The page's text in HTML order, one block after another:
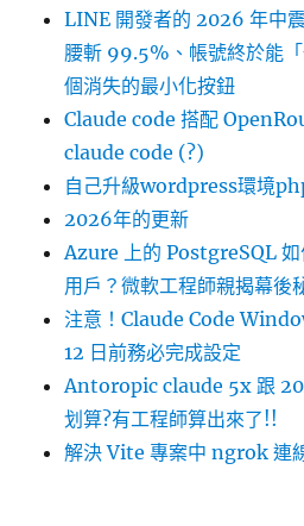
LINE 開發者的 2026 年中
腰斬 99.5%、帳號終於能
個消失的最小化按鈕
Claude code 搭配
claude code (?)
自己升級wordpress環境
2026年的更新
Azure 上的 PostgreSQL
用戶？微軟工程師親揭幕後
注意！Claude Code
12 日前務必完成設定
Antoropic claude 5x 跟
划算?有工程師算出來了!!
解決 Vite 專案中 ngrok 連